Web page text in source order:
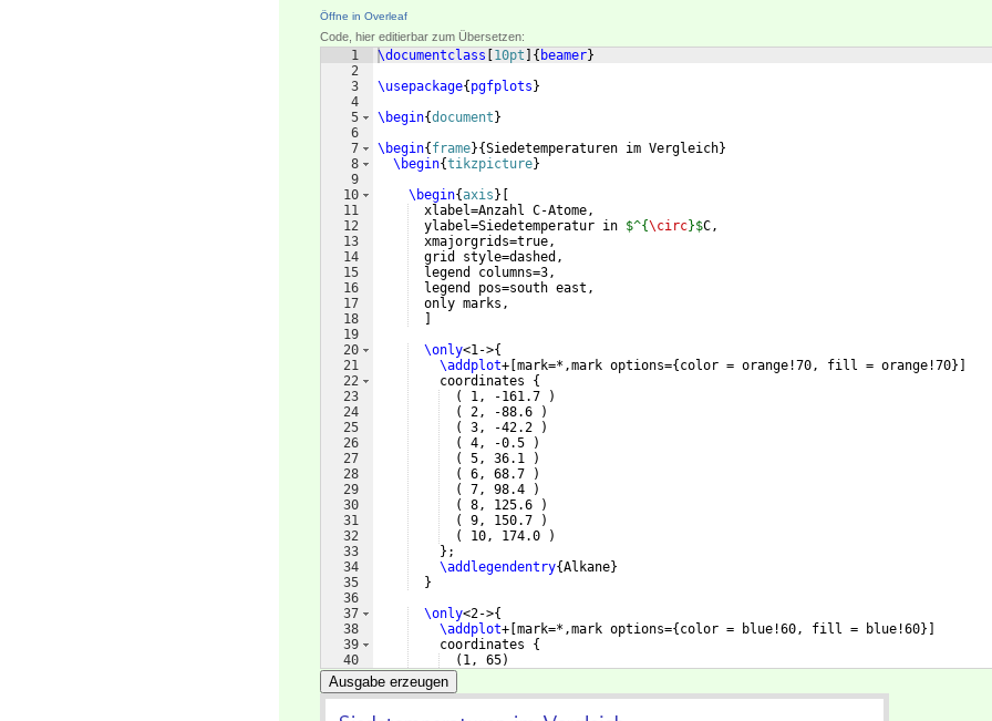
Öffne in Overleaf
Code, hier editierbar zum Übersetzen:
1
2
3
4
5
6
7
8
9
10
11
12
13
14
15
16
17
18
19
20
21
22
23
24
25
26
27
28
29
30
31
32
33
34
35
36
37
38
39
40
41
\documentclass 10pt { beamer}
\usepackage{ pgfplots }
\begin{document }
\begin{ frame}{Siedetemperaturen im Vergleich}
\begin{tikzpicture}
\begin{axis }
  xlabel=Anzahl C-Atome,
  ylabel=Siedetemperatur in
$^{\circ}$C,
  xmajorgrids=true,
  grid style=dashed,
  legend columns=3,
  legend pos=south east,
  only marks,
\only<1->{
\addplot+ mark=*,mark options={ color = orange!70, fill = orange!70}]
    coordinates
{
(
1, -161.7
)
(
2, -88.6
)
(
3, -42.2
)
(
4, -0.5
)
(
5, 36.1
)
(
6, 68.7
)
(
7, 98.4
)
(
8, 125.6
)
(
9, 150.7
)
(
10, 174.0
)
} ;
\addlegendentry{Alkane}
}
\only<2->{
\addplot+ mark=*,mark options={ color = blue!60, fill = blue!60}]
    coordinates
{
( 1, 65)
(
Ausgabe erzeugen